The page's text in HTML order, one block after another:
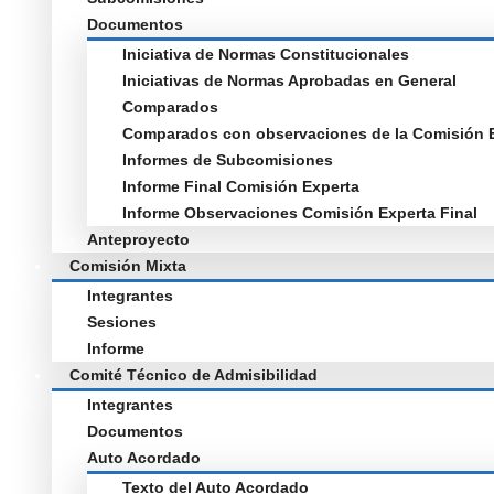
Documentos
Iniciativa de Normas Constitucionales
Iniciativas de Normas Aprobadas en General
Comparados
Comparados con observaciones de la Comisión
Informes de Subcomisiones
Informe Final Comisión Experta
Informe Observaciones Comisión Experta Final
Anteproyecto
Comisión Mixta
Integrantes
Sesiones
Informe
Comité Técnico de Admisibilidad
Integrantes
Documentos
Auto Acordado
Texto del Auto Acordado